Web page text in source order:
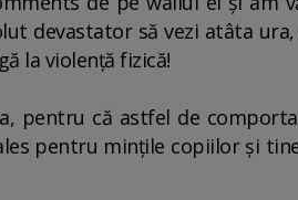
devastator să vezi atâta
la violență fizică!
pentru că astfel de
pentru mințile copiilor și